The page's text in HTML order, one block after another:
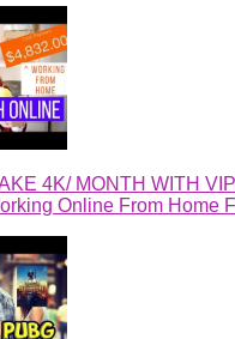
4K/ MONTH WITH
Online From Home